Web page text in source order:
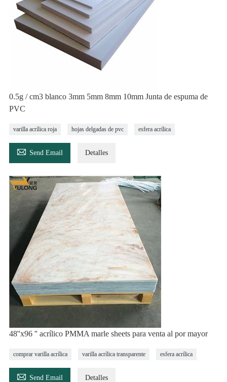
0.5g / cm3 blanco 3mm 5mm 8mm 10mm Junta de espuma de
PVC
varilla acrílica roja hojas delgadas de pvc esfera acrílica
 Send Email Detalles
48''x96 '' acrílico PMMA marle sheets para venta al por mayor
comprar varilla acrílica varilla acrílica transparente esfera acrílica
 Send Email Detalles